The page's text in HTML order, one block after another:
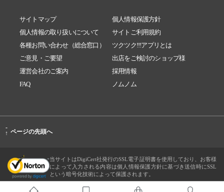
サイトマップ
個人情報保護方針
個人情報の取り扱いについて
サイトご利用規約
各種お問い合わせ（総合窓口）
ツクツク!!!アプリとは
ご意見・ご要望
出店をご検討のショップ様
運営会社のご案内
採用情報
FAQ
ノムノム
-
↑ ページの先頭へ
当サイトはDigiCert社発行のSSL電子証明書を使用しており、お客様
によって入力される内容は個人情報保護方針に基づき送信時にSSL
という暗号化技術によって保護されます。